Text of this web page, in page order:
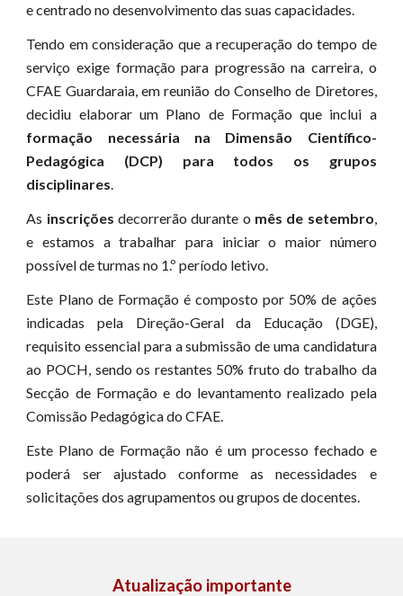
e centrado no desenvolvimento das suas capacidades.
Tendo em consideração que a recuperação do tempo de
serviço exige formação para progressão na carreira, o
CFAE Guardaraia, em reunião do Conselho de Diretores,
decidiu elaborar um Plano de Formação que inclui a
formação necessária na Dimensão Científico-
Pedagógica (DCP) para todos os grupos
disciplinares.
As inscrições decorrerão durante o mês de setembro,
e estamos a trabalhar para iniciar o maior número
possível de turmas no 1.º período letivo.
Este Plano de Formação é composto por 50% de ações
indicadas pela Direção-Geral da Educação (DGE),
requisito essencial para a submissão de uma candidatura
ao POCH, sendo os restantes 50% fruto do trabalho da
Secção de Formação e do levantamento realizado pela
Comissão Pedagógica do CFAE.
Este Plano de Formação não é um processo fechado e
poderá ser ajustado conforme as necessidades e
solicitações dos agrupamentos ou grupos de docentes.
Atualização importante